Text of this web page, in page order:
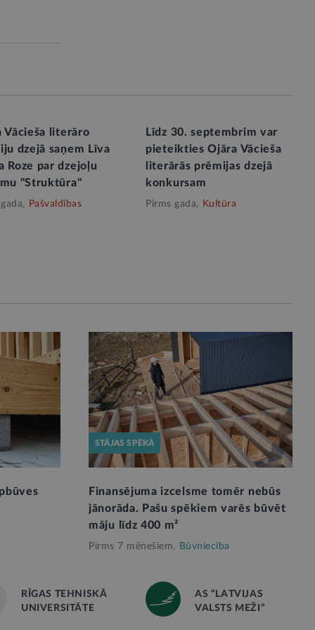
Vācieša literāro
dzejā saņem Līva
Roze par dzejoļu
"Struktūra"
Pašvaldības
Līdz 30. septembrim var
pieteikties Ojāra Vācieša
literārās prēmijas dzejā
konkursam
Pirms gada, Kultūra
STĀJAS SPĒKĀ
Finansējuma izcelsme tomēr nebūs
jānorāda. Pašu spēkiem varēs būvēt
māju līdz 400 m²
Pirms 7 mēnešiem, Būvniecība
RĪGAS TEHNISKĀ
UNIVERSITĀTE
AS “LATVIJAS
VALSTS MEŽI”